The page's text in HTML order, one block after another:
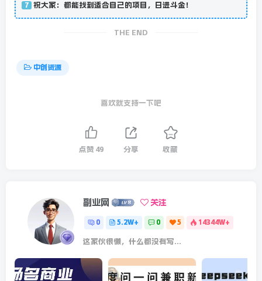
7 祝大家：都能找到适合自己的项目，日进斗金！
THE END
中创资源
喜欢就支持一下吧
点赞 49 分享 收藏
副业网 关注
0 5.2W+ 0 5 14344W+
这家伙很懒，什么都没有写...